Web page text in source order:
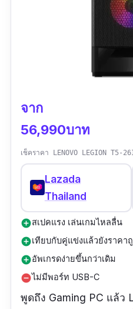
จาก
56,990บาท
เช็คราคา LENOVO LEGION T5-
Lazada
Thailand
add_circleสเปคแรง เล่นเกมไหลลื่น
add_circleเทียบกับคู่แข่งแล้วยังราคา
add_circleอัพเกรดง่ายขึ้นกว่าเดิม
remove_circleไม่มีพอร์ท USB-C
พูดถึง Gaming PC แล้ว